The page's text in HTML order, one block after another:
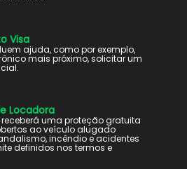
Visa
ajuda, como por exemplo,
mais próximo, solicitar um
Locadora
uma proteção gratuita
ao veículo alugado
incêndio e acidentes
definidos nos termos e